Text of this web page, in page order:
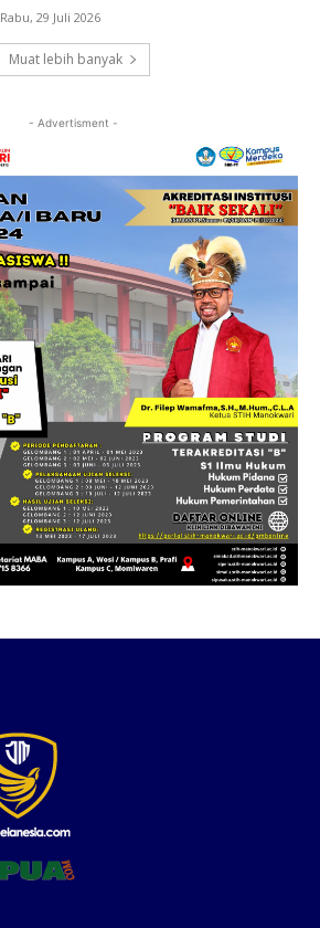
Rabu, 29 Juli 2026
Muat lebih banyak
- Advertisment -